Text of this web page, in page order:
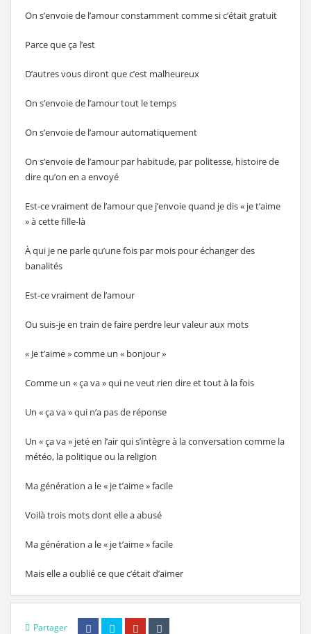
On s’envoie de l’amour constamment comme si c’était gratuit
Parce que ça l’est
D’autres vous diront que c’est malheureux
On s’envoie de l’amour tout le temps
On s’envoie de l’amour automatiquement
On s’envoie de l’amour par habitude, par politesse, histoire de
dire qu’on en a envoyé
Est-ce vraiment de l’amour que j’envoie quand je dis « je t’aime
» à cette fille-là
À qui je ne parle qu’une fois par mois pour échanger des
banalités
Est-ce vraiment de l’amour
Ou suis-je en train de faire perdre leur valeur aux mots
« Je t’aime » comme un « bonjour »
Comme un « ça va » qui ne veut rien dire et tout à la fois
Un « ça va » qui n’a pas de réponse
Un « ça va » jeté en l’air qui s’intègre à la conversation comme la
météo, la politique ou la religion
Ma génération a le « je t’aime » facile
Voilà trois mots dont elle a abusé
Ma génération a le « je t’aime » facile
Mais elle a oublié ce que c’était d’aimer
Partager